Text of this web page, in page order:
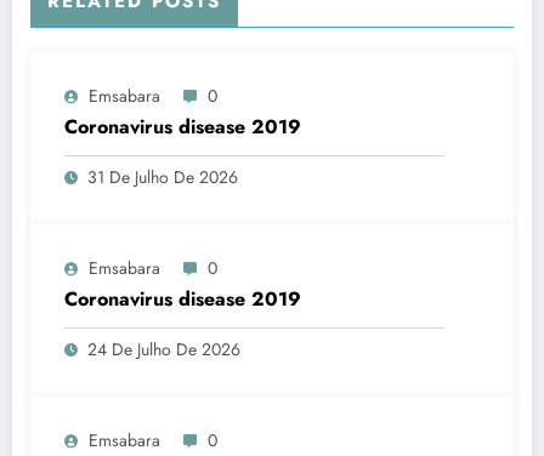
Emsabara 0
Coronavirus disease 2019
31 De Julho De 2026
Emsabara 0
Coronavirus disease 2019
24 De Julho De 2026
Emsabara 0